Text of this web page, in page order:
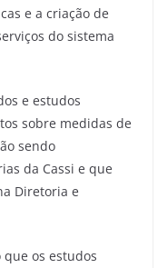
e a criação de
do sistema
e estudos
sobre medidas de
sendo
da Cassi e que
Diretoria e
os estudos